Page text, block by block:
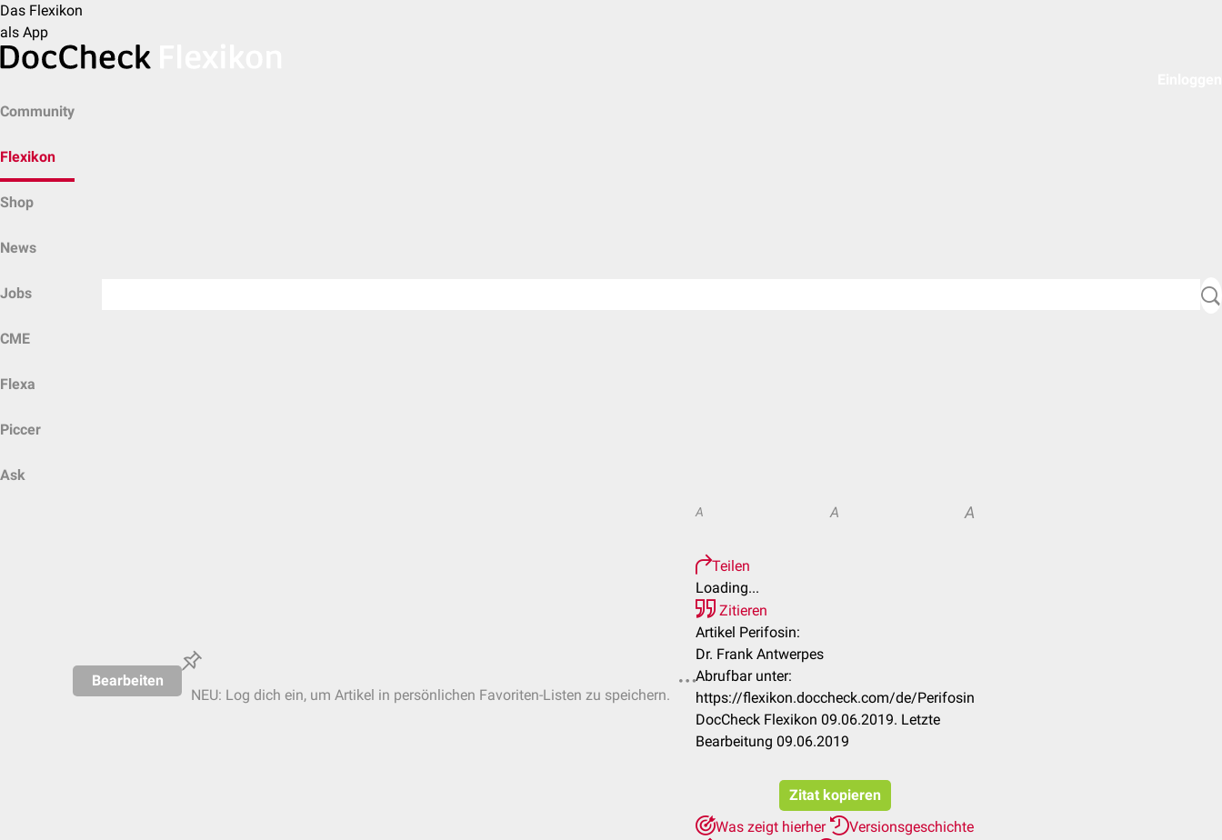
Das Flexikon
als App
Community
Flexikon
Shop
News
Jobs
CME
Flexa
Piccer
Ask
Bearbeiten
NEU: Log dich ein, um Artikel in persönlichen Favoriten-Listen zu speichern.
A A A
Teilen
Loading...
Zitieren
Artikel Perifosin:
Dr. Frank Antwerpes
Abrufbar unter:
https://flexikon.doccheck.com/de/Perifosin
DocCheck Flexikon 09.06.2019. Letzte
Bearbeitung 09.06.2019
Zitat kopieren
Was zeigt hierher
Versionsgeschichte